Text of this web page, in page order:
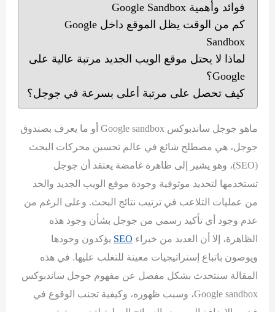
فوائد وأهمية Google Sandbox
كم من الوقت يظل الموقع داخل Google
Sandbox
لماذا لا يحتل موقع الويب الجديد مرتبة عالية على
Google؟
كيف تحصل على مرتبة أعلى بسرعة في جوجل؟
ماهو جوجل ساندبوكس Google sandbox أو ما يعرف بصندوق
جوجل، هي مصطلح شائع في عالم تحسين محركات البحث
(SEO)، وهو يشير إلى ظاهرة غامضة يعتقد أن جوجل
تستخدمها لتحديد موثوقية وجودة موقع الويب الجديد والحد
من عمليات التلاعب في ترتيب نتائج البحث. وعلى الرغم من
عدم وجود أي تأكيد رسمي من جوجل بشأن وجود هذه
الظاهرة، إلا أن العديد من خبراء SEO يؤكدون وجودها
ويوصون باتباع إستراتيجيات معينة للتغلب عليها. في هذه
المقالة سنتحدث بشكل مفصل عن مفهوم جوجل ساندبوكس
Google sandbox، وسبب ظهوره، وكيفية تجنب الوقوع في